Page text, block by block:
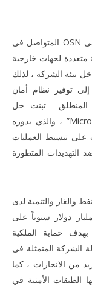
وفي سياق تفصيلي ، جاءت هذه البادِرة بعد سعي OSN المتواصل في
متعددة لجهات خارجية
بيئة الشركة ، لذلك
توفير نظام أمان
المنطلق تبنت حل
مايكروسوفت الأمني ”Microsoft 365 E5 Security” ، والذي بدوره
تبسيط العمليات
التهديدات المتطورة
والغاز والتنمية لدى
دولار سنوياً على
حماية الملكية
الشركة المتمثلة في
من الانجازات ، كما
الطبقات الأمنية في